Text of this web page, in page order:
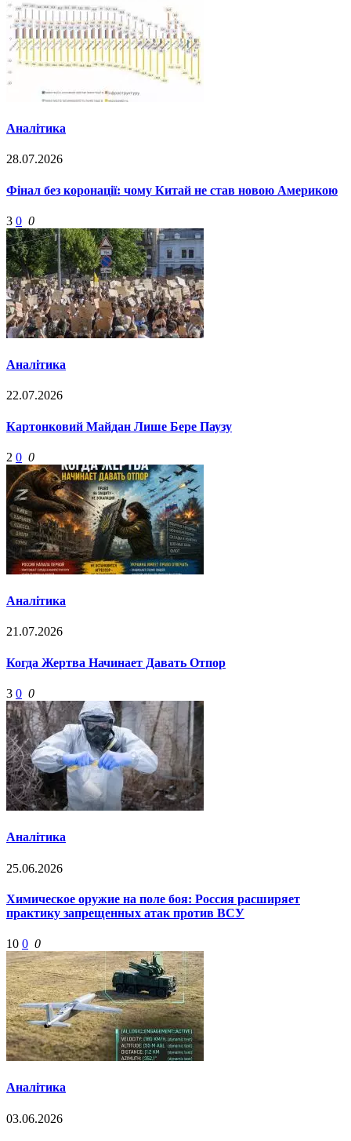
Аналітика
28.07.2026
Фінал без коронації: чому Китай не став новою Америкою
3 0 0
Аналітика
22.07.2026
Картонковий Майдан Лише Бере Паузу
2 0 0
Аналітика
21.07.2026
Когда Жертва Начинает Давать Отпор
3 0 0
Аналітика
25.06.2026
Химическое оружие на поле боя: Россия расширяет
практику запрещенных атак против ВСУ
10 0 0
Аналітика
03.06.2026